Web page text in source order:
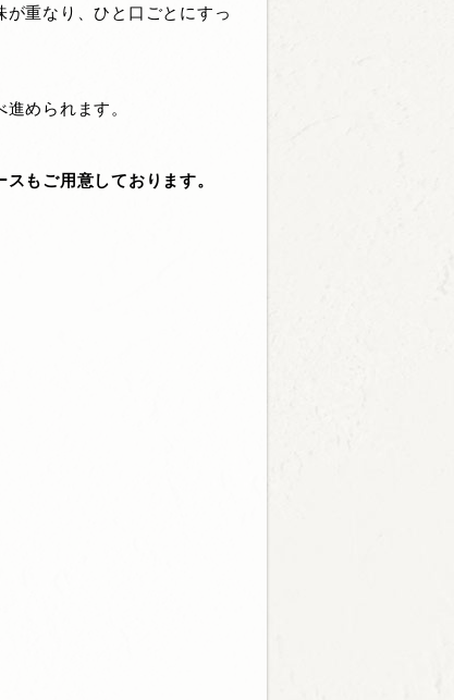
重なり、ひと口ごとにすっ
められます。
もご用意しております。